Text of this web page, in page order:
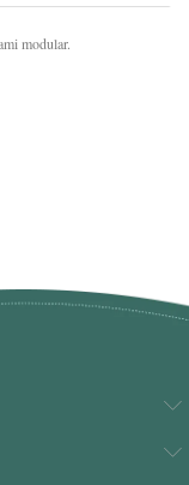
modular.